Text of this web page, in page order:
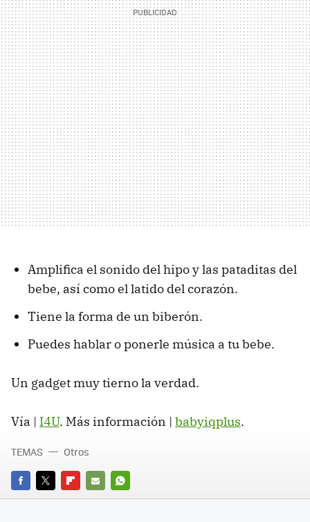
Amplifica el sonido del hipo y las pataditas del
bebe, así como el latido del corazón.
Tiene la forma de un biberón.
Puedes hablar o ponerle música a tu bebe.
Un gadget muy tierno la verdad.
Vía | I4U. Más información | babyiqplus.
FACEBOOK
TWITTERFLIPBOARD
E-
WHATSAPP
TEMAS Otros